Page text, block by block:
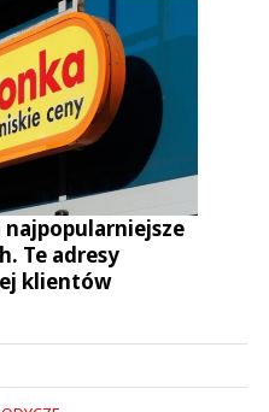
najpopularniejsze
Te adresy
klientów